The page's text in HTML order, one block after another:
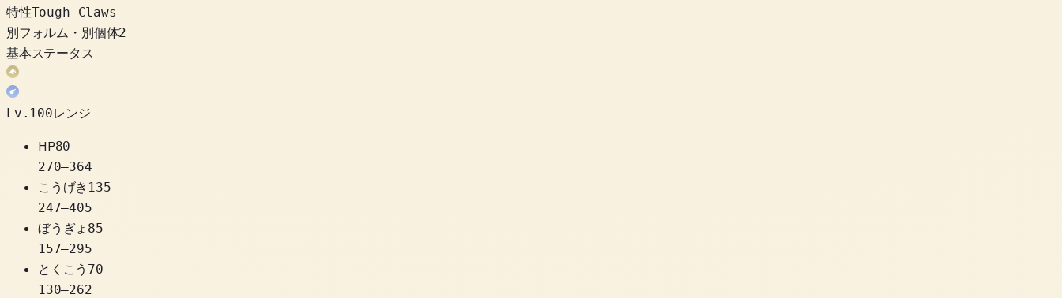
特性Tough Claws
別フォルム・別個体2
基本ステータス
Lv.100レンジ
HP80
270–364
こうげき 135
247–405
ぼうぎょ 85
157–295
とくこう 70
130–262